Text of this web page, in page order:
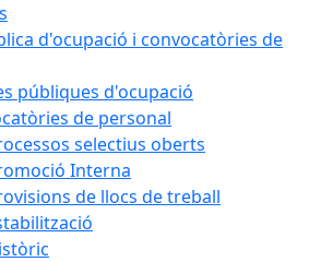
d'ocupació i convocatòries de
públiques d'ocupació
de personal
selectius oberts
Interna
de llocs de treball